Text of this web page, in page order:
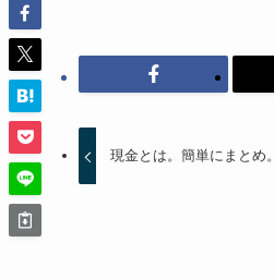
現金とは。簡単にまとめ。